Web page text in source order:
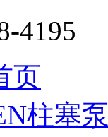
4195
页
柱塞泵